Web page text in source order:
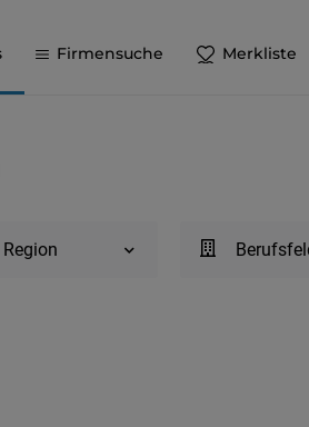
Firmensuche Merkliste
Region